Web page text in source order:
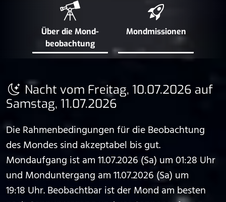
Über die Mond­
beobachtung
Mond­missionen
Nacht vom Freitag, 10.07.2026 auf
Samstag, 11.07.2026
Die Rahmenbedingungen für die Beobachtung
des Mondes sind akzeptabel bis gut.
Mondaufgang ist am 11.07.2026 (Sa) um 01:28 Uhr
und Monduntergang am 11.07.2026 (Sa) um
19:18 Uhr. Beobachtbar ist der Mond am besten